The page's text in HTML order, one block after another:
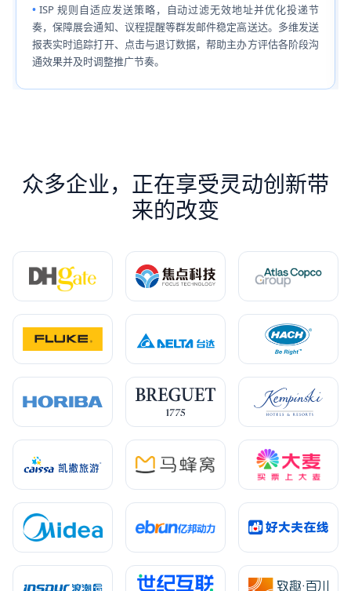
ISP 规则自适应发送策略，自动过滤无效地址并优化投递节
奏，保障展会通知、议程提醒等群发邮件稳定高送达。多维发送
报表实时追踪打开、点击与退订数据，帮助主办方评估各阶段沟
通效果并及时调整推广节奏。
众多企业，正在享受灵动创新带
来的改变